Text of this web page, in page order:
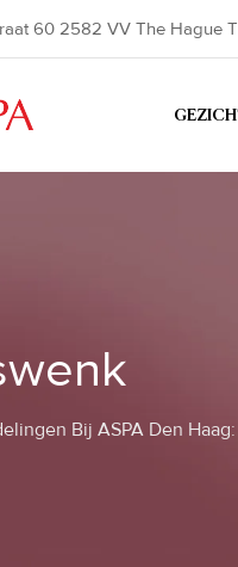
60 2582 VV The Hague
Bij ASPA Den